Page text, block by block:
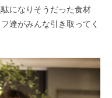
になり そうだった食材
達がみんな引き取ってく